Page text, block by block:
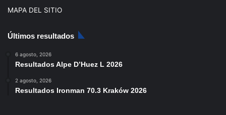
MAPA DEL SITIO
Últimos resultados
6 agosto, 2026
Resultados Alpe D’Huez L 2026
2 agosto, 2026
Resultados Ironman 70.3 Kraków 2026